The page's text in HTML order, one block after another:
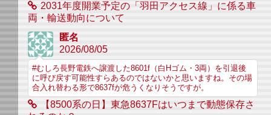
2031年度開業予定の「羽田アクセス線」に係る車
両・輸送動向について
匿名
2026/08/05
#むしろ長野電鉄へ譲渡した8601f（白Hゴム・3両）を引退後
に呼び戻す可能性すらあるのではないかと思いますね。その場
合入れ替わる形で8637fが危うくなりそうですが。
【8500系の日】東急8637Fはいつまで動態保存さ